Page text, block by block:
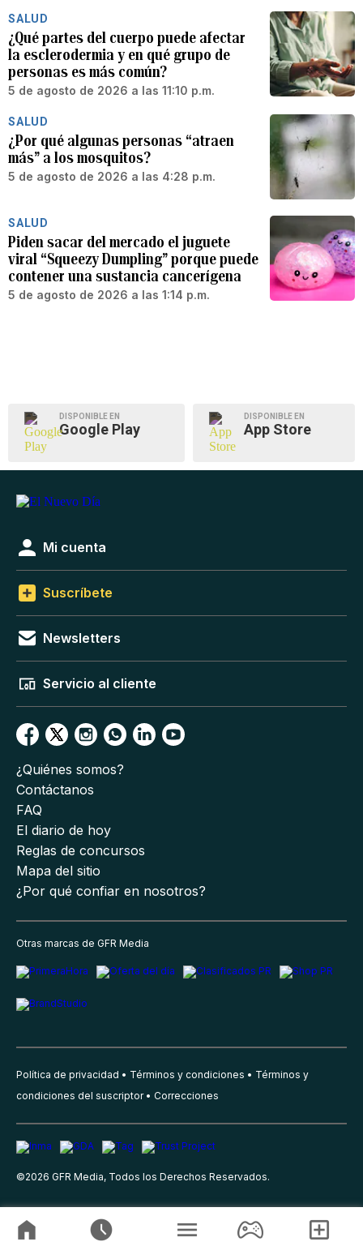
SALUD
¿Qué partes del cuerpo puede afectar
la esclerodermia y en qué grupo de
personas es más común?
5 de agosto de 2026 a las 11:10 p.m.
SALUD
¿Por qué algunas personas “atraen
más” a los mosquitos?
5 de agosto de 2026 a las 4:28 p.m.
SALUD
Piden sacar del mercado el juguete
viral “Squeezy Dumpling” porque puede
contener una sustancia cancerígena
5 de agosto de 2026 a las 1:14 p.m.
DISPONIBLE EN
Google Play
DISPONIBLE EN
App Store
Mi cuenta
Suscríbete
Newsletters
Servicio al cliente
¿Quiénes somos?
Contáctanos
FAQ
El diario de hoy
Reglas de concursos
Mapa del sitio
¿Por qué confiar en nosotros?
Otras marcas de GFR Media
Política de privacidad Términos y condiciones
Términos y
condiciones del suscriptor
Correcciones
©2026 GFR Media, Todos los Derechos Reservados.